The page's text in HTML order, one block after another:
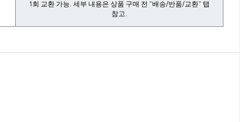
1회 교환 가능. 세부 내용은 상품 구매 전 "배송/반품/교환" 탭
참고.